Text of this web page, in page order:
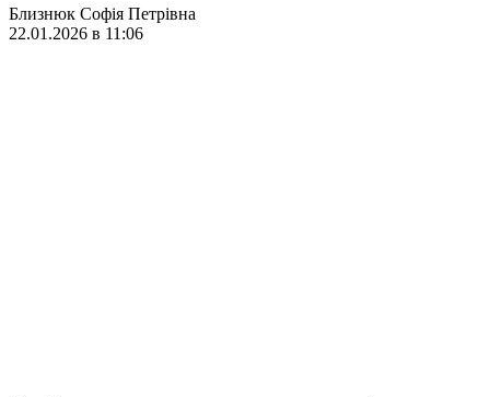
Близнюк Софія Петрівна
22.01.2026 в 11:06